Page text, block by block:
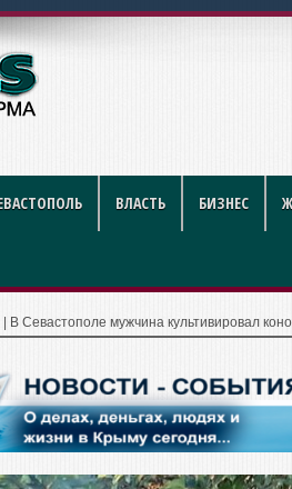
полный гид для покуп
ВЛАСТЬ БИЗНЕС
В Севастополе мужчина культивировал